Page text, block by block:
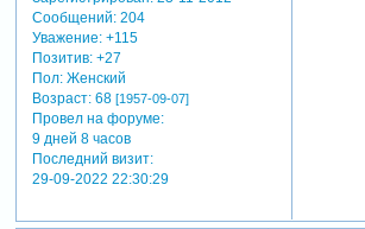
Сообщений:204
Уважение: +115
Позитив: +27
Пол:Женский
Возраст:68 [1957-09-07]
Провел на форуме:
9 дней 8 часов
Последний визит:
29-09-2022 22:30:29